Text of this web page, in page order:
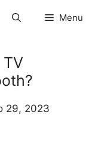
Menu
29, 2023